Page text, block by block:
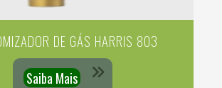
DE GÁS HARRIS 803
Saiba Mais